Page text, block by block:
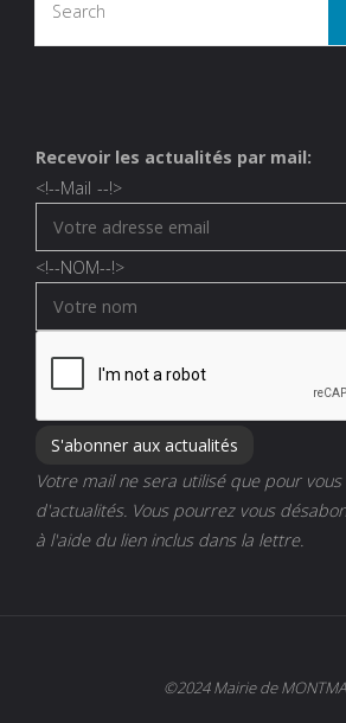
Recevoir les actualités par mail:
<!--Mail --!>
<!--NOM--!>
Votre mail ne sera utilisé que pour
d'actualités. Vous pourrez vous
à l'aide du lien inclus dans la lettre.
©2024 Mairie de